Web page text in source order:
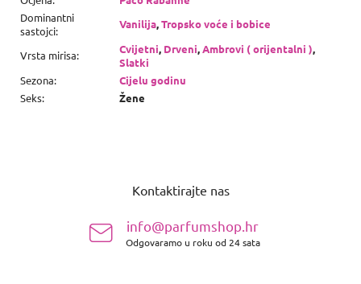
Dominantni
sastojci:
Vanilija,Tropsko voće i bobice
Vrsta mirisa: Cvijetni, Drveni,Ambrovi ( orijentalni ),
Slatki
Sezona:
Cijelu godinu
Seks: Žene
Kontaktirajte nas
info@parfumshop.hr
Odgovaramo u roku od 24 sata